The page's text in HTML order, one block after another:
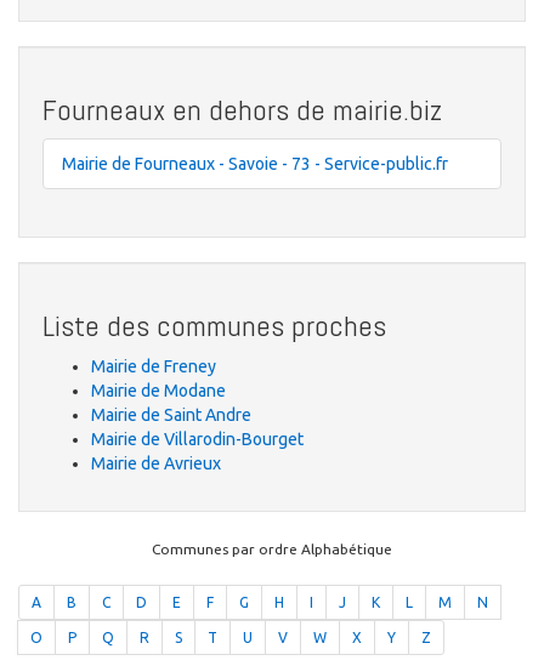
Fourneaux en dehors de mairie.biz
Mairie de Fourneaux - Savoie - 73 - Service-public.fr
Liste des communes proches
Mairie de Freney
Mairie de Modane
Mairie de Saint Andre
Mairie de Villarodin-Bourget
Mairie de Avrieux
Communes par ordre Alphabétique
A B C D E F G H J K L M N
O P Q R S T U V W X Y Z